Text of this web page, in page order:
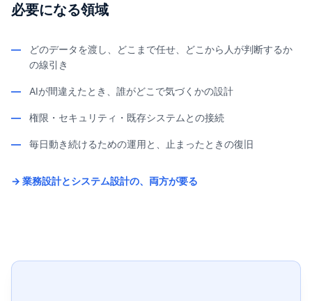
必要になる領域
—
どのデータを渡し、どこまで任せ、どこから人が判断するか
の線引き
— AIが間違えたとき、誰がどこで気づくかの設計
— 権限・セキュリティ・既存システムとの接続
— 毎日動き続けるための運用と、止まったときの復旧
→ 業務設計とシステム設計の、両方が要る